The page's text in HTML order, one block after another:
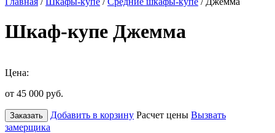
Шкаф-купе Джемма
Цена:
от 45 000 руб.
Заказать Добавить в корзину Расчет цены Вызвать
замерщика